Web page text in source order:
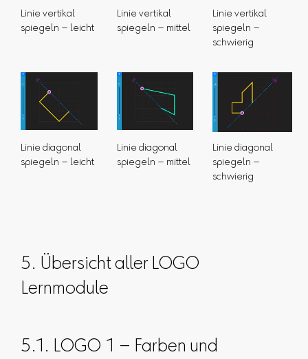
Linie vertikal
spiegeln – leicht
Linie vertikal
spiegeln – mittel
Linie vertikal
spiegeln –
schwierig
Linie diagonal
spiegeln – leicht
Linie diagonal
spiegeln – mittel
Linie diagonal
spiegeln –
schwierig
5. Übersicht aller LOGO
Lernmodule
5.1. LOGO 1 – Farben und